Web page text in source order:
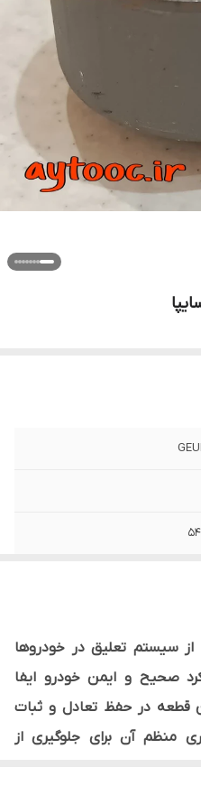
سیستم تعلیق در خودروها
صحیح و ایمن خودرو ایفا
قطعه در حفظ تعادل و ثبات
منظم آن برای جلوگیری از